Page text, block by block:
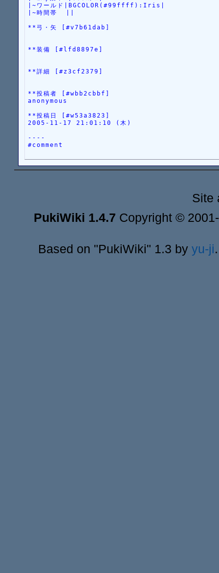
|~ワールド|BGCOLOR(#99ffff):Iris|
|~時間帯  ||
**弓・矢 [#v7b61dab]
**装備 [#lfd8897e]
**詳細 [#z3cf2379]
**投稿者 [#wbb2cbbf]
anonymous
**投稿日 [#w53a3823]
2005-11-17 21:01:10 (木)
----
#comment
Site
PukiWiki 1.4.7 Copyright ©
Based on "PukiWiki" 1.3 by yu-ji